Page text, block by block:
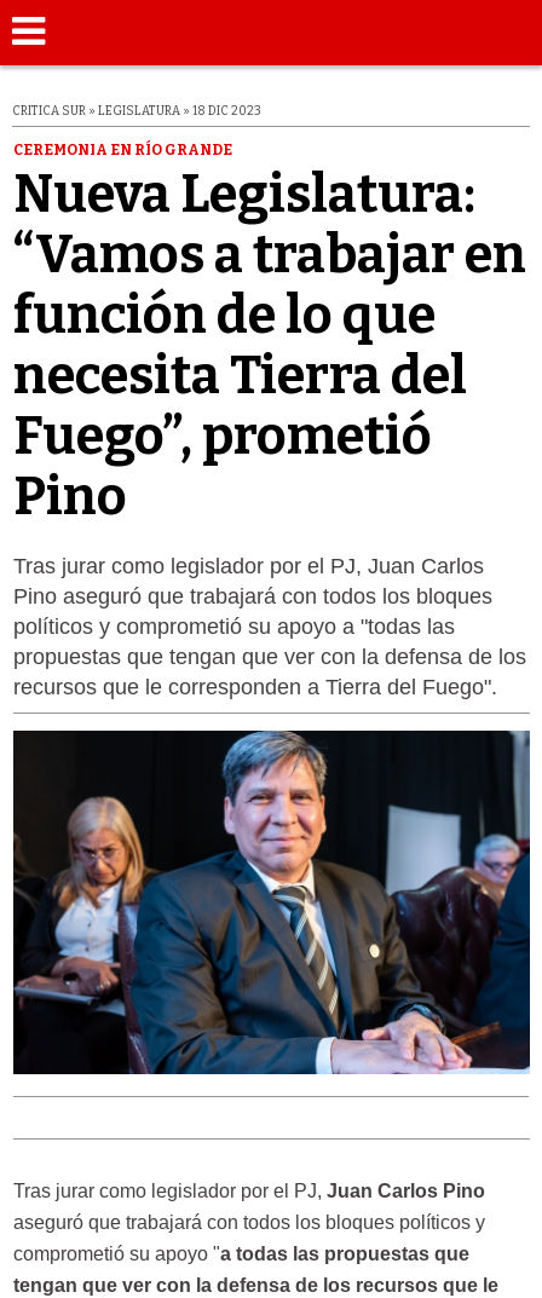
CRITICA SUR » LEGISLATURA » 18 DIC 2023
CEREMONIA EN RÍO GRANDE
Nueva Legislatura:
“Vamos a trabajar en
función de lo que
necesita Tierra del
Fuego”, prometió
Pino
Tras jurar como legislador por el PJ, Juan Carlos
Pino aseguró que trabajará con todos los bloques
políticos y comprometió su apoyo a "todas las
propuestas que tengan que ver con la defensa de los
recursos que le corresponden a Tierra del Fuego".
Tras jurar como legislador por el PJ, Juan Carlos Pino
aseguró que trabajará con todos los bloques políticos y
comprometió su apoyo "a todas las propuestas que
tengan que ver con la defensa de los recursos que le